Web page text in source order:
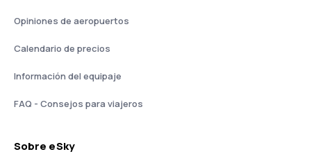
Opiniones de aeropuertos
Calendario de precios
Información del equipaje
FAQ - Consejos para viajeros
Sobre eSky